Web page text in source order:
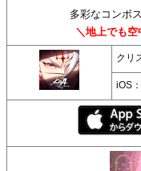
多彩なコンボ
＼地上でも
クリ
iOS